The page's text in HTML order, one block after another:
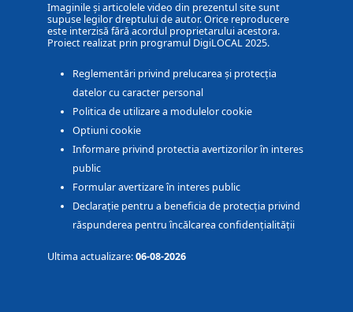
Imaginile și articolele video din prezentul site sunt
supuse legilor dreptului de autor. Orice reproducere
este interzisă fără acordul proprietarului acestora.
Proiect realizat prin programul DigiLOCAL 2025.
Reglementări privind prelucarea și protecția
datelor cu caracter personal
Politica de utilizare a modulelor cookie
Optiuni cookie
Informare privind protectia avertizorilor în interes
public
Formular avertizare în interes public
Declarație pentru a beneficia de protecția privind
răspunderea pentru încălcarea confidențialității
Ultima actualizare:06-08-2026